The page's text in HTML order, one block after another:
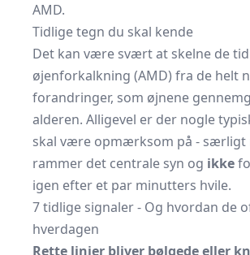
AMD.
Tidlige tegn du skal kende
Det kan være svært at skelne de
øjenforkalkning (AMD) fra de helt
forandringer, som øjnene
alderen. Alligevel er der nogle
skal være opmærksom på - særligt
rammer det centrale syn og ikke
igen efter et par minutters hvile.
7 tidlige signaler - Og hvordan de
hverdagen
Rette linjer bliver bølgede eller